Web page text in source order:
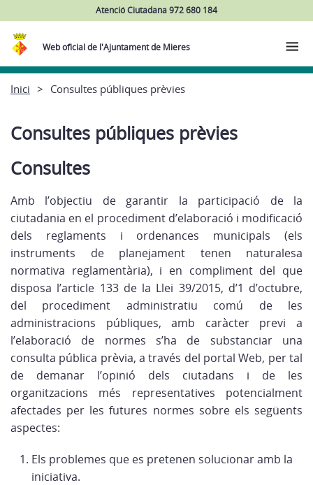
Atenció Ciutadana 972 680 184
Web oficial de l'Ajuntament de Mieres
Inici Consultes públiques prèvies
Consultes públiques prèvies
Consultes
Amb l’objectiu de garantir la participació de la
ciutadania en el procediment d’elaboració i modificació
dels reglaments i ordenances municipals (els
instruments de planejament tenen naturalesa
normativa reglamentària), i en compliment del que
disposa l’article 133 de la Llei 39/2015, d’1 d’octubre,
del procediment administratiu comú de les
administracions públiques, amb caràcter previ a
l’elaboració de normes s’ha de substanciar una
consulta pública prèvia, a través del portal Web, per tal
de demanar l’opinió dels ciutadans i de les
organitzacions més representatives potencialment
afectades per les futures normes sobre els següents
aspectes:
Els problemes que es pretenen solucionar amb la
iniciativa.